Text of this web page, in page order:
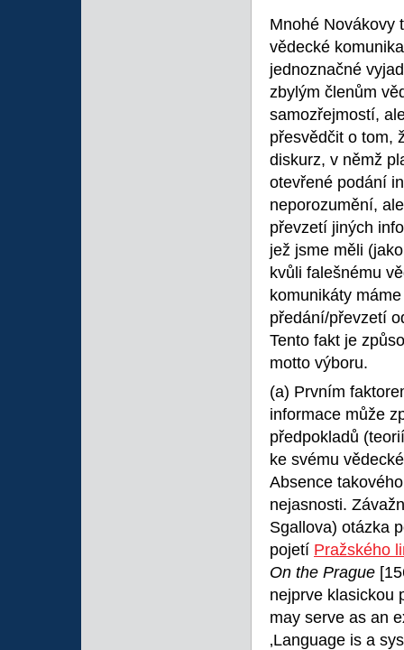
Mnohé Novákovy
vědecké
jednoznačné
zbylým členům
samozřejmostí,
přesvědčit o tom,
diskurz, v němž
otevřené podání
neporozumění,
převzetí jiných
jež jsme měli
kvůli falešnému
komunikáty
předání/převzetí
Tento fakt je
motto výboru.
(a) Prvním
informace může
předpokladů
ke svému
Absence
nejasnosti.
Sgallova) otázka
pojetí Pražského
On the Prague
nejprve klasickou
may serve as an
‚Language is a